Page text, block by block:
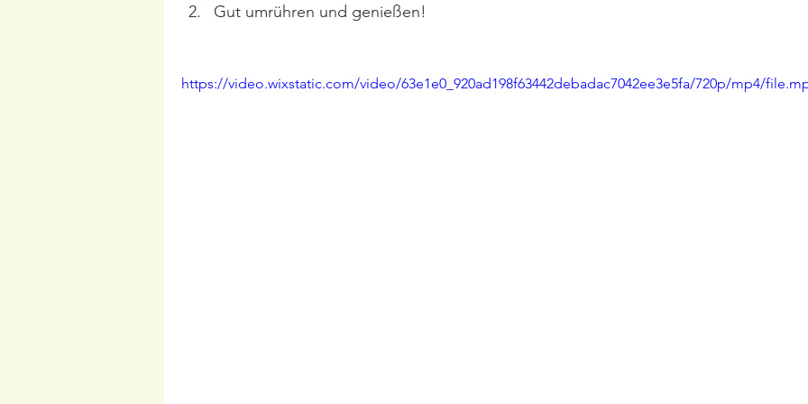
Gut umrühren und genießen!
https://video.wixstatic.com/video/63e1e0_920ad198f63442debadac7042ee3e5fa/720p/mp4/